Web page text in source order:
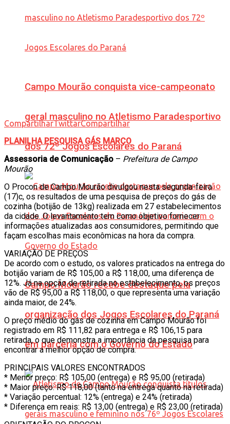
Campo Mourão conquista vice-campeonato
geral masculino no Atletismo Paradesportivo
dos 72º Jogos Escolares do Paraná
Campo Mourão recebe destaque pela
organização dos Jogos Escolares do Paraná
em parceria com o Governo do Estado
CompartilharTwittarCompartilhar
PLANILHA PESQUISA GÁS MARÇO
Assessoria de Comunicação – Prefeitura de Campo
Mourão
O Procon de Campo Mourão divulgou nesta segunda-feira
(17)c, os resultados de uma pesquisa de preços do gás de
cozinha (botijão de 13kg) realizada em 27 estabelecimentos
da cidade. O levantamento tem como objetivo fornecer
informações atualizadas aos consumidores, permitindo que
façam escolhas mais econômicas na hora da compra.
VARIAÇÃO DE PREÇOS
De acordo com o estudo, os valores praticados na entrega do
botijão variam de R$ 105,00 a R$ 118,00, uma diferença de
12%. Já na opção de retirada no estabelecimento, os preços
vão de R$ 95,00 a R$ 118,00, o que representa uma variação
ainda maior, de 24%.
O preço médio do gás de cozinha em Campo Mourão foi
registrado em R$ 111,82 para entrega e R$ 106,15 para
retirada, o que demonstra a importância da pesquisa para
encontrar a melhor opção de compra.
PRINCIPAIS VALORES ENCONTRADOS
* Menor preço: R$ 105,00 (entrega) e R$ 95,00 (retirada)
* Maior preço: R$ 118,00 (tanto na entrega quanto na retirada)
* Variação percentual: 12% (entrega) e 24% (retirada)
* Diferença em reais: R$ 13,00 (entrega) e R$ 23,00 (retirada)